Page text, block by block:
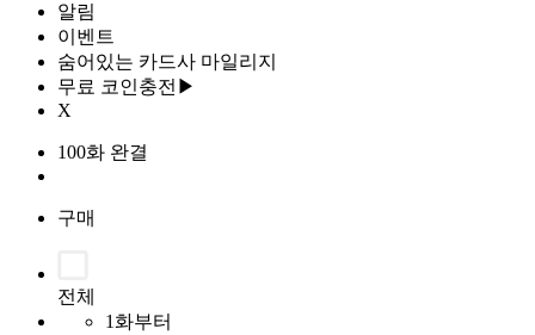
알림
이벤트
숨어있는 카드사 마일리지
무료 코인충전▶
X
100화 완결
구매
전체
1화부터